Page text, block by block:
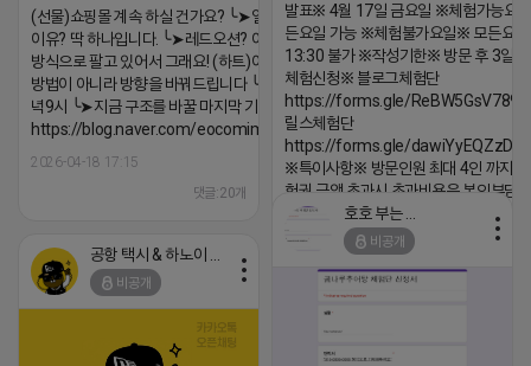
발표※ 4월 17일 금요일 ※체험가능요
든요일 가능 ※체험불가요일※ 모든요
13:30 불가 ※작성기한※ 방문 후 3일
체험신청※ 블로그체험단
https://forms.gle/
릴스체험단
https://forms.gle/
※특이사항※ 방문인원 최대 4인 까지
험권 금액 초과시 초과비용은 본인부담
2026-04-18 17:18
(선물)쇼핑몰 계속 하실 건가요? ╰➤열심히 해도 안되는
이유? 딱 하나입니다. ╰➤레드오션? 아니요! ╰➤모두 같은
방식으로 팔고 있어서 그래요! (하트)이번엔 다릅니다. ╰➤
방법이 아니라 방향을 바꿔드립니다 ╰➤4월 21일(화) 저
녁9시 ╰➤지금 구조를 바꿀 마지막 기회
https://blog.naver.com/eocomim/224250518436
2026-04-18 17:15
댓글:20개
비공개
비공개